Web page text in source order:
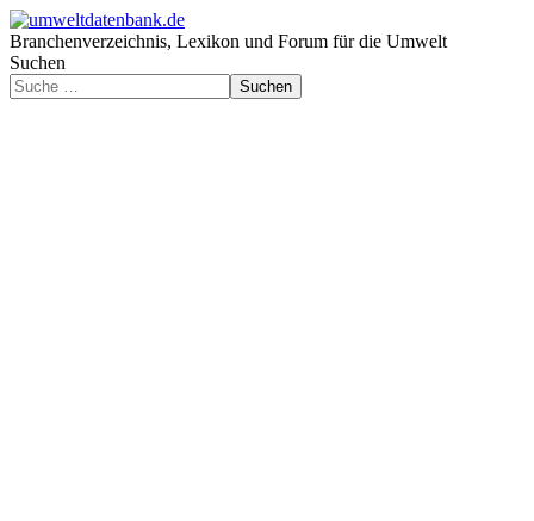
Branchenverzeichnis, Lexikon und Forum für die Umwelt
Suchen
Suchen